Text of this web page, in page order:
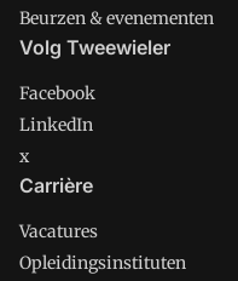
Beurzen & evenementen
Volg Tweewieler
Facebook
LinkedIn
x
Carrière
Vacatures
Opleidingsinstituten